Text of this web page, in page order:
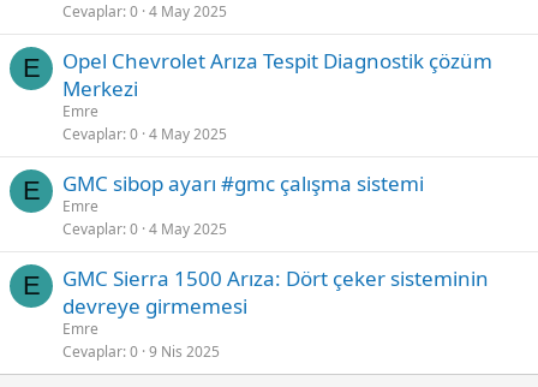
Cevaplar 0 4 May 2025
E
Opel Chevrolet Arıza Tespit Diagnostik çözüm
Merkezi
Emre
Cevaplar 0 4 May 2025
E GMC sibop ayarı #gmc çalışma sistemi
Emre
Cevaplar 0 4 May 2025
E
GMC Sierra 1500 Arıza: Dört çeker sisteminin
devreye girmemesi
Emre
Cevaplar 0 9 Nis 2025